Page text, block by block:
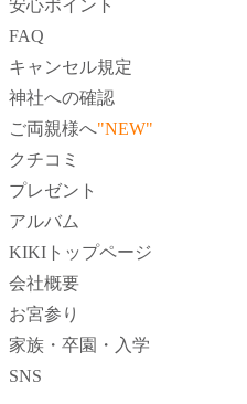
安心ポイント
FAQ
キャンセル規定
神社への確認
ご両親様へ"NEW"
クチコミ
プレゼント
アルバム
KIKIトップページ
会社概要
お宮参り
家族・卒園・入学
SNS